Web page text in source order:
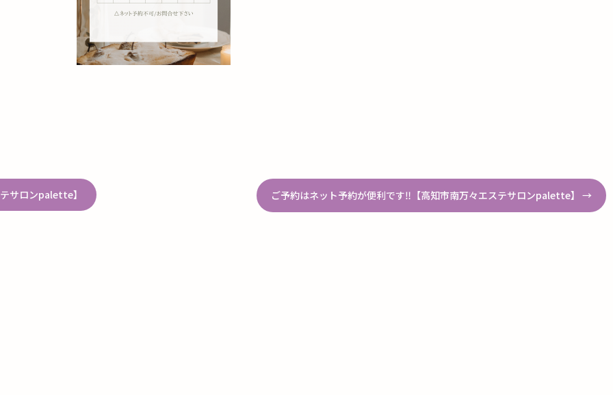
サロンpalette】 ご予約はネット予約が便利です‼︎【高知市南万々エステサロンpalette】 →